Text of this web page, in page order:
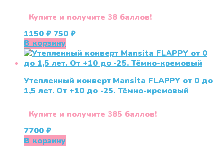
Купите и получите 38 баллов!
1150₽ Первоначальная
цена
составляла
1150 ₽.
750₽Текущая
750 ₽.
В корзину
Утепленный конверт Mansita FLAPPY от 0 до
1,5 лет. От +10 до -25. Тёмно-кремовый
Купите и получите 385 баллов!
7700 ₽
В корзину